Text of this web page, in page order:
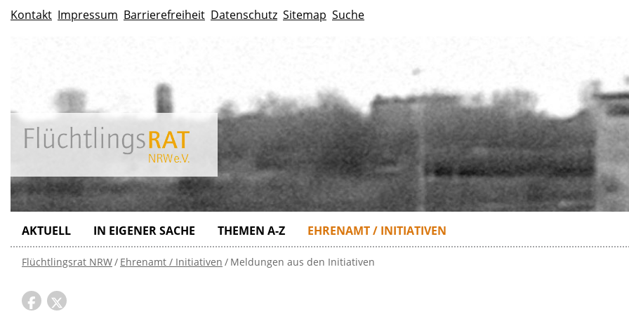
Kontakt Impressum Barrierefreiheit Datenschutz Sitemap Suche
AKTUELL IN EIGENER SACHE THEMEN A-Z EHRENAMT / INITIATIVEN
Flüchtlingsrat NRW Ehrenamt / Initiativen Meldungen aus den Initiativen